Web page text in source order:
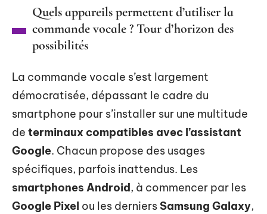
Quels appareils permettent d’utiliser la
commande vocale ? Tour d’horizon des
possibilités
La commande vocale s’est largement
démocratisée, dépassant le cadre du
smartphone pour s’installer sur une multitude
de terminaux compatibles avec l’assistant
Google. Chacun propose des usages
spécifiques, parfois inattendus. Les
smartphones Android, à commencer par les
Google Pixel ou les derniers Samsung Galaxy,